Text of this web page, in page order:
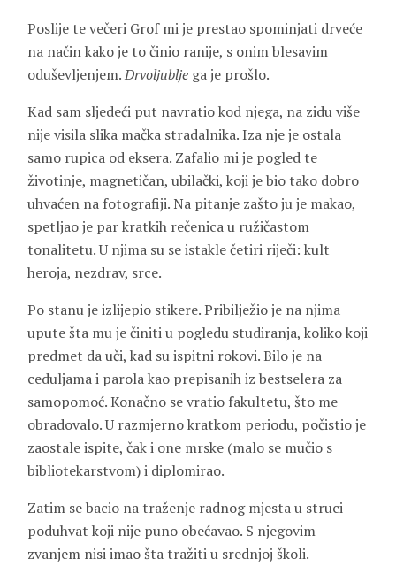
Poslije te večeri Grof mi je prestao spominjati drveće
na način kako je to činio ranije, s onim blesavim
oduševljenjem.Drvoljublje ga je prošlo.
Kad sam sljedeći put navratio kod njega, na zidu više
nije visila slika mačka stradalnika. Iza nje je ostala
samo rupica od eksera. Zafalio mi je pogled te
životinje, magnetičan, ubilački, koji je bio tako dobro
uhvaćen na fotografiji. Na pitanje zašto ju je makao,
spetljao je par kratkih rečenica u ružičastom
tonalitetu. U njima su se istakle četiri riječi: kult
heroja, nezdrav, srce.
Po stanu je izlijepio stikere. Pribilježio je na njima
upute šta mu je činiti u pogledu studiranja, koliko koji
predmet da uči, kad su ispitni rokovi. Bilo je na
ceduljama i parola kao prepisanih iz bestselera za
samopomoć. Konačno se vratio fakultetu, što me
obradovalo. U razmjerno kratkom periodu, počistio je
zaostale ispite, čak i one mrske (malo se mučio s
bibliotekarstvom) i diplomirao.
Zatim se bacio na traženje radnog mjesta u struci –
poduhvat koji nije puno obećavao. S njegovim
zvanjem nisi imao šta tražiti u srednjoj školi.